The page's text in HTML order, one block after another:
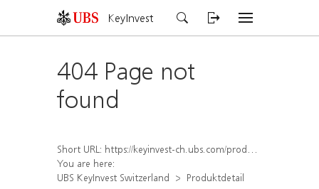
KeyInvest
404 Page not
found
Short URL: https://keyinvest-ch.ubs.com/produkt/detail/index/isin/CH1573355331
You are here:
UBS KeyInvest Switzerland
Produktdetail